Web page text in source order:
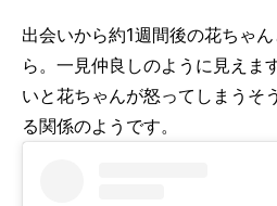
出会いから約1週間後の花ちゃ
ら。一見仲良しのように見えま
いと花ちゃんが怒ってしまうそ
る関係のようです。